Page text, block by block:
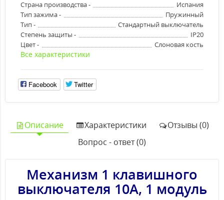
Страна производства -
Испания
Тип зажима -
Пружинный
Тип -
Стандартный выключатель
Степень защиты -
IP20
Цвет -
Слоновая кость
Все характеристики
Facebook Twitter
Описание Характеристики
Отзывы (0)
Вопрос - ответ (0)
Механизм 1 клавишного
выключателя 10А, 1 модуль